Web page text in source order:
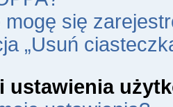
mogę się
„Usuń
ustawienia